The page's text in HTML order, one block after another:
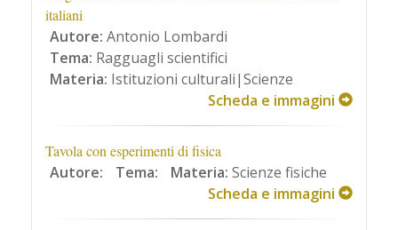
italiani
Autore: Antonio Lombardi
Tema: Ragguagli scientifici
Materia: Istituzioni culturali|Scienze
Scheda e immagini
Tavola con esperimenti di fisica
Autore: Tema: Materia: Scienze fisiche
Scheda e immagini